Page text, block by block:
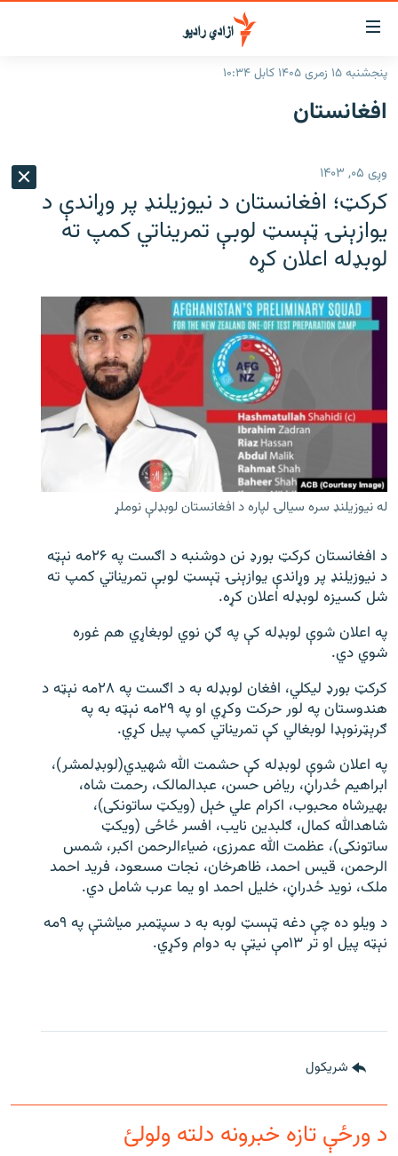
د
لاسرسۍ
وړ
لېنکونه
اصلي
ورتلل
اصلي
مېنو
ته
ورتلل
لټون
پاڼې
کورپاڼه
راپورونه
سیمه
منځنی ختیځ
نړۍ
افغانستان
نړۍ
د خپرونو جدول
مرکې
اونیزې خپرونې
ورزش
اړیکه
Azadi English
د ازادې اروپا/ ازادي راډيو ټولې پاڼې
پنجشنبه ۱۵ زمری ۱۴۰۵ کابل ۱۰:۳۴
افغانستان
وږی ۰۵, ۱۴۰۳
کرکټ؛ افغانستان د نیوزیلنډ پر وړاندې د
یوازېنۍ ټېسټ لوبې تمریناتي کمپ ته
لوبډله اعلان کړه
له نیوزیلنډ سره سیالۍ لپاره د افغانستان لوبډلې نوملړ
د افغانستان کرکټ بورډ نن دوشنبه د اګست په ۲۶مه نېټه
د نیوزیلنډ پر وړاندې یوازېنۍ ټېسټ لوبې تمریناتي کمپ ته
شل کسیزه لوبډله اعلان کړه.
په اعلان شوې لوبډله کې په ګڼ نوي لوبغاړي هم غوره
شوي دي.
کرکټ بورډ لیکلي، افغان لوبډله به د اګست په ۲۸مه نېټه د
هندوستان په لور حرکت وکړي او په ۲۹مه نېټه به په
ګرېټرنوېډا لوبغالي کې تمریناتي کمپ پیل کړي.
په اعلان شوې لوبډله کې حشمت الله شهیدي(لوبډلمشر)،
ابراهیم ځدراڼ، ریاض حسن، عبدالمالک، رحمت شاه،
بهیرشاه محبوب، اکرام علي خېل (ویکټ ساتونکی)،
شاهدالله کمال، ګلبدین نایب، افسر ځاځی (ویکټ
ساتونکی)، عظمت الله عمرزی، ضیاءالرحمن اکبر، شمس
الرحمن، قیس احمد، ظاهرخان، نجات مسعود، فرید احمد
ملک، نوید ځدراڼ، خلیل احمد او یما عرب شامل دي.
د ویلو ده چې دغه ټېسټ لوبه به د سپټمبر میاشتې په ۹مه
نېټه پیل او تر ۱۳مې نیټې به دوام وکړي.
شريکول
د ورځې تازه خبرونه دلته ولولئ